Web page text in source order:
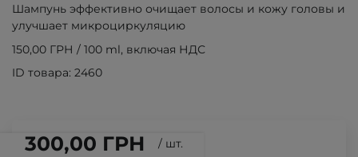
300,00 ГРН / шт.
Шампунь эффективно очищает волосы и кожу головы и
улучшает микроциркуляцию
150,00 ГРН / 100 ml, включая НДС
ID товара: 2460